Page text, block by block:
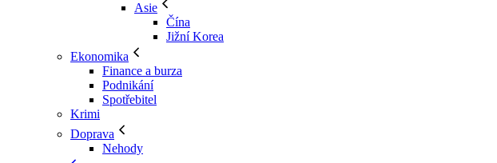
Asie
Čína
Jižní Korea
Ekonomika
Finance a burza
Podnikání
Spotřebitel
Krimi
Doprava
Nehody